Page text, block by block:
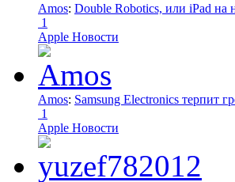
Amos: Double Robotics, или iPad на
1
Apple Новости
Amos: Samsung Electronics терпит
1
Apple Новости